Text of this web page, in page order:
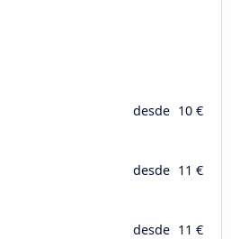
desde 10 €
desde 11 €
desde 11 €